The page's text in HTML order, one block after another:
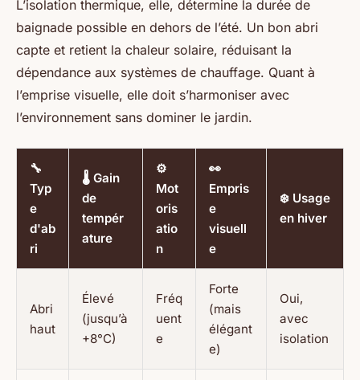
L’isolation thermique, elle, détermine la durée de
baignade possible en dehors de l’été. Un bon abri
capte et retient la chaleur solaire, réduisant la
dépendance aux systèmes de chauffage. Quant à
l’emprise visuelle, elle doit s’harmoniser avec
l’environnement sans dominer le jardin.
🔧
Typ
e
d'ab
ri
🌡️ Gain
de
tempér
ature
⚙️
Mot
oris
atio
n
👀
Empris
e
visuell
e
❄️ Usage
en hiver
Abri
haut
Élevé
(jusqu’à
+8°C)
Fréq
uent
e
Forte
(mais
élégant
e)
Oui,
avec
isolation